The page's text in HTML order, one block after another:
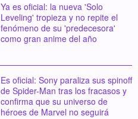
Ya es oficial: la nueva 'Solo
Leveling' tropieza y no repite el
fenómeno de su 'predecesora'
como gran anime del año
Es oficial: Sony paraliza sus spinoff
de Spider-Man tras los fracasos y
confirma que su universo de
héroes de Marvel no seguirá